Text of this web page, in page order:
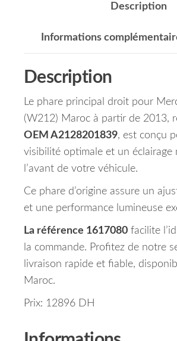
Description
Informations
Description
Le phare principal droit pour
(W212) Maroc à partir de 2013,
OEM A2128201839, est conçu
visibilité optimale et un éclairage
l’avant de votre véhicule.
Ce phare d’origine assure un
et une performance lumineuse
La référence 1617080 facilite
la commande. Profitez de notre
livraison rapide et fiable,
Maroc.
Prix: 12896 DH